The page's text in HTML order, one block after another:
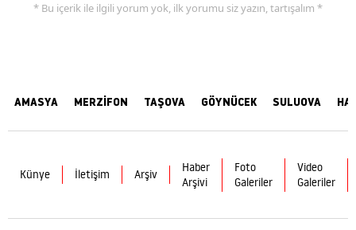
* Bu içerik ile ilgili yorum yok, ilk yorumu siz yazın, tartışalım *
AMASYA MERZİFON TAŞOVA GÖYNÜCEK SULUOVA
Künye İletişim Arşiv
Haber
Arşivi
Foto
Galeriler
Video
Galeriler